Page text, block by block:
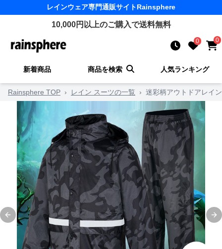
レインウェア専門通販サイトRainsphere
10,000円以上のご購入で送料無料
0 0
新着商品 商品を検索 人気ランキング
Rainsphere TOP › レイン スーツの一覧 › 迷彩柄アウトドアレイ
Previous slide